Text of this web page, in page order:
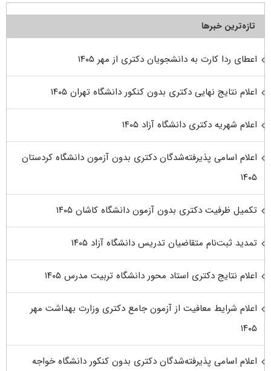
تازه‌ترین خبرها
اعطای ردا کارت به دانشجویان دکتری از مهر ۱۴۰۵
اعلام نتایج نهایی دکتری بدون کنکور دانشگاه تهران ۱۴۰۵
اعلام شهریه دکتری دانشگاه آزاد ۱۴۰۵
اعلام اسامی پذیرفته‌شدگان دکتری بدون آزمون دانشگاه کردستان
۱۴۰۵
تکمیل ظرفیت دکتری بدون آزمون دانشگاه کاشان ۱۴۰۵
تمدید ثبت‌نام متقاضیان تدریس دانشگاه آزاد ۱۴۰۵
اعلام نتایج دکتری استاد محور دانشگاه تربیت مدرس ۱۴۰۵
اعلام شرایط معافیت از آزمون جامع دکتری وزارت بهداشت مهر
۱۴۰۵
اعلام اسامی پذیرفته‌شدگان دکتری بدون کنکور دانشگاه خواجه